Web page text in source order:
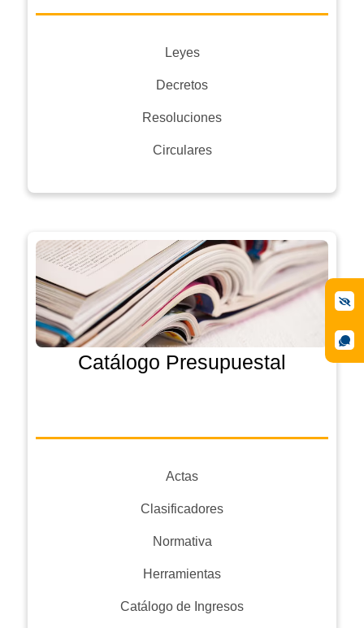
Leyes
Decretos
Resoluciones
Circulares
Catálogo Presupuestal
Actas
Clasificadores
Normativa
Herramientas
Catálogo de Ingresos